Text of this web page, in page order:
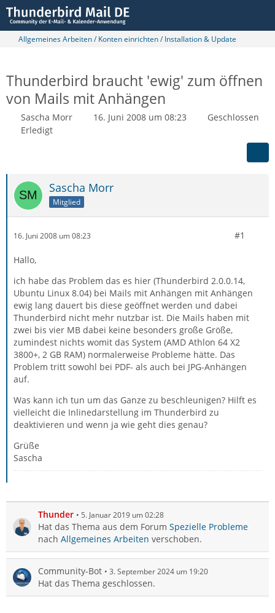
Allgemeines Arbeiten / Konten einrichten / Installation & Update
Thunderbird braucht 'ewig' zum öffnen
von Mails mit Anhängen
Sascha Morr 16. Juni 2008 um 08:23
Geschlossen
Erledigt
Sascha Morr
Mitglied
16. Juni 2008 um 08:23 #1
Hallo,
ich habe das Problem das es hier (Thunderbird 2.0.0.14,
Ubuntu Linux 8.04) bei Mails mit Anhängen mit Anhängen
ewig lang dauert bis diese geöffnet werden und dabei
Thunderbird nicht mehr nutzbar ist. Die Mails haben mit
zwei bis vier MB dabei keine besonders große Größe,
zumindest nichts womit das System (AMD Athlon 64 X2
3800+, 2 GB RAM) normalerweise Probleme hätte. Das
Problem tritt sowohl bei PDF- als auch bei JPG-Anhängen
auf.
Was kann ich tun um das Ganze zu beschleunigen? Hilft es
vielleicht die Inlinedarstellung im Thunderbird zu
deaktivieren und wenn ja wie geht dies genau?
Grüße
Sascha
Thunder 5. Januar 2019 um 02:28
Hat das Thema aus dem Forum Spezielle Probleme
nach Allgemeines Arbeiten verschoben.
Community-Bot 3. September 2024 um 19:20
Hat das Thema geschlossen.